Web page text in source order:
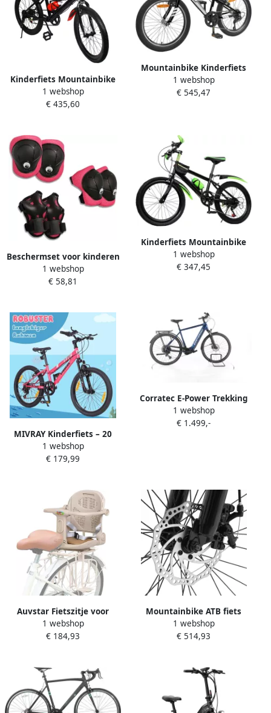
Kinderfiets Mountainbike
Kinderfiets 20 inch Buiten
Fietsen Dubbele
1 webshop
€ 435,60
Mountainbike Kinderfiets
Jeugdfiets Vrije Tijd School
Stalen Frame 20 inch 6
1 webshop
€ 545,47
Beschermset voor kinderen
3 in 1 flexibele
kniebeschermers
voor skateboard BMX fiets
inliners scooter en
rolschaatsen (Red S)
1 webshop
€ 58,81
Kinderfiets Mountainbike
Fiets voor kinderen Buiten
spelen Verstelbare
1 webshop
€ 347,45
MIVRAY Kinderfiets – 20
Inch Mountainbike Met 6
Versnellingen – Stalen
Kinderen
1 webshop
€ 179,99
Corratec E-Power Trekking
28 CX6 12S Elektrische
trekkingfiets Bosch Accu
1 webshop
€ 1.499,-
Auvstar Fietszitje voor
kinderen achterzitje met
voetsteunen en
kinderfiets achterzitkussen
1 webshop
€ 184,93
Mountainbike ATB fiets
Buiten sporten 21
versnellingen 26 inch Zwart
1 webshop
€ 514,93